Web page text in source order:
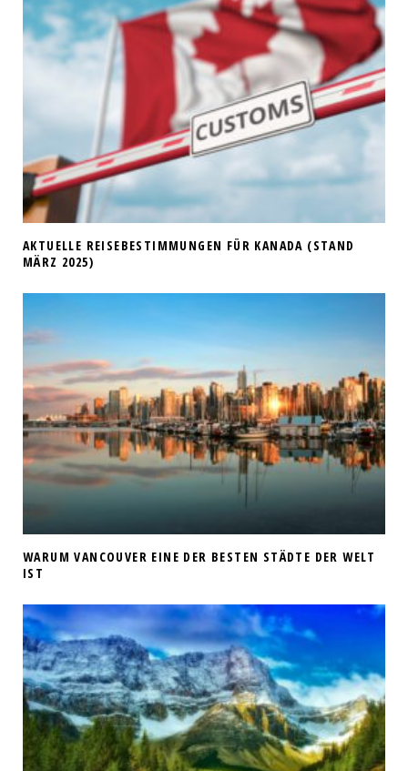
AKTUELLE REISEBESTIMMUNGEN FÜR KANADA (STAND
MÄRZ 2025)
WARUM VANCOUVER EINE DER BESTEN STÄDTE DER WELT
IST